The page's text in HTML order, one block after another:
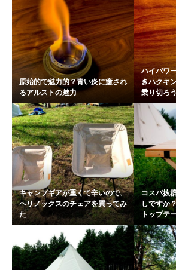
原始的で魅力的？青い炎に癒され
るアルストの魅力
ハイパワ
きハクキ
乗り切ろう
キャンプギアが重くて辛いので、
ヘリノックスのチェアを買ってみ
た
コスパ抜
しですか
トップテ